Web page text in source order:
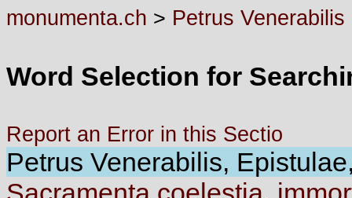
monumenta.ch > Petrus Venerabilis
Word Selection for
Report an Error in this Sectio
Petrus Venerabilis,